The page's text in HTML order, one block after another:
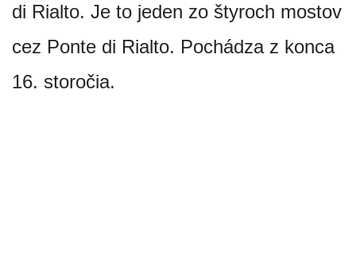
di Rialto. Je to jeden zo štyroch mostov
cez Ponte di Rialto. Pochádza z konca
16. storočia.